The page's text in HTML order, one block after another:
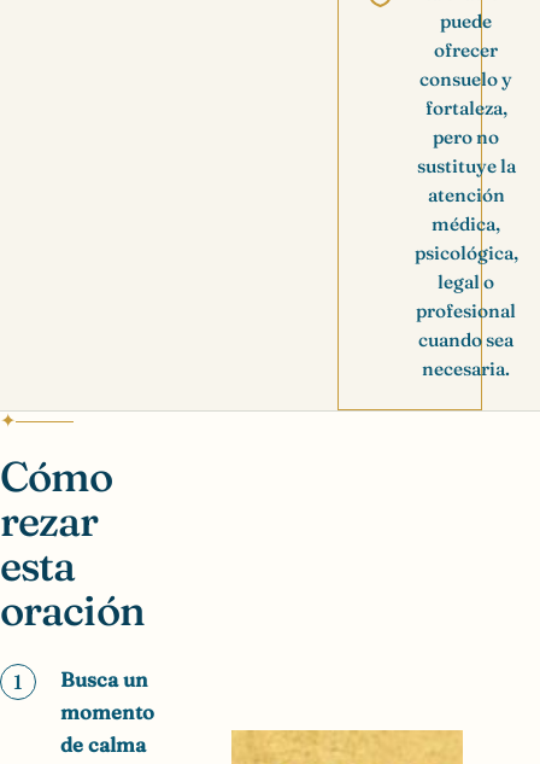
puede
ofrecer
consuelo y
fortaleza,
pero no
sustituye la
atención
médica,
psicológica,
legal o
profesional
cuando sea
necesaria.
Cómo
rezar
esta
oración
1
Busca un
momento
de calma